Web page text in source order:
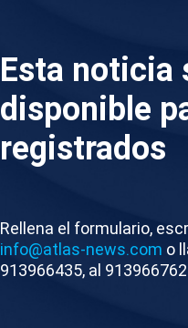
Esta noticia
disponible
registrados
Rellena el formulario,
info@atlas-news.com o
913966435, al
La llegada
zonas del
Cantábrico,
registrarse